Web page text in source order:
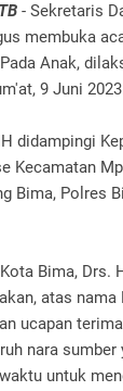
- Sekretaris
membuka
Anak,
9 Juni
didampingi
Kecamatan
Bima, Polres
Bima, Drs.
atas
ucapan
nara
untuk